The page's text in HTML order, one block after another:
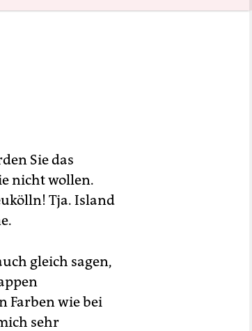
Sie das
nicht wollen.
Tja. Island
gleich sagen,
Farben wie bei
sehr